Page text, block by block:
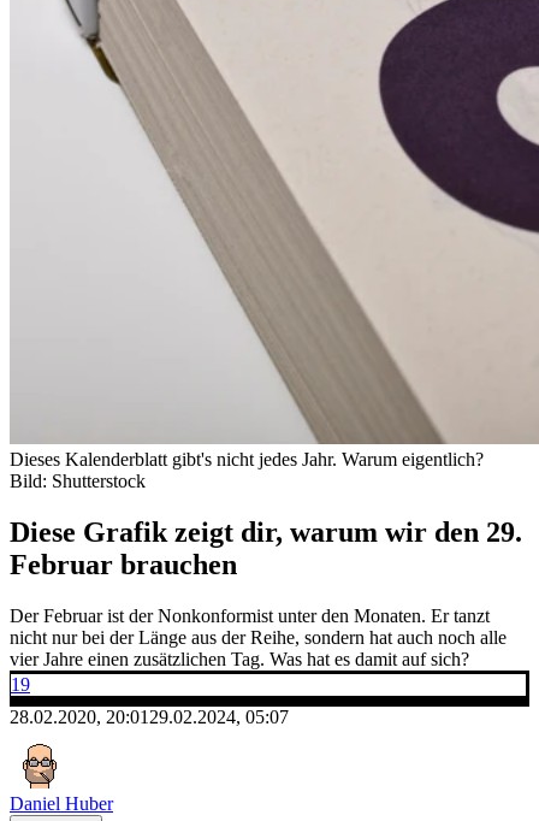
Dieses Kalenderblatt gibt's nicht jedes Jahr. Warum eigentlich?
Bild: Shutterstock
Diese Grafik zeigt dir, warum wir den 29.
Februar brauchen
Der Februar ist der Nonkonformist unter den Monaten. Er tanzt
nicht nur bei der Länge aus der Reihe, sondern hat auch noch alle
vier Jahre einen zusätzlichen Tag. Was hat es damit auf sich?
19
28.02.2020, 20:01 29.02.2024, 05:07
Daniel Huber